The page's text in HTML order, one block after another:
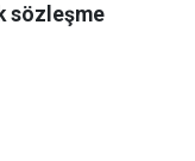
sözleşme